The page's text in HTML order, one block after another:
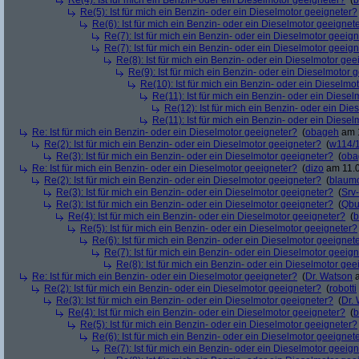
Re(5): Ist für mich ein Benzin- oder ein Dieselmotor geeigneter?
Re(6): Ist für mich ein Benzin- oder ein Dieselmotor
Re(7): Ist für mich ein Benzin- oder ein Dieselmotor
Re(7): Ist für mich ein Benzin- oder ein Dieselmotor
Re(8): Ist für mich ein Benzin- oder ein Dieselmotor
Re(9): Ist für mich ein Benzin- oder ein Dieselmotor
Re(10): Ist für mich ein Benzin- oder ein
Re(11): Ist für mich ein Benzin- oder ein
Re(12): Ist für mich ein Benzin- oder ein
Re(11): Ist für mich ein Benzin- oder ein
Re: Ist für mich ein Benzin- oder ein Dieselmotor geeigneter? (obageh am
Re(2): Ist für mich ein Benzin- oder ein Dieselmotor geeigneter? (w114/
Re(3): Ist für mich ein Benzin- oder ein Dieselmotor geeigneter? (
Re: Ist für mich ein Benzin- oder ein Dieselmotor geeigneter? (dizo am
Re(2): Ist für mich ein Benzin- oder ein Dieselmotor geeigneter? (
Re(3): Ist für mich ein Benzin- oder ein Dieselmotor geeigneter? (
Re(3): Ist für mich ein Benzin- oder ein Dieselmotor geeigneter? (
Re(4): Ist für mich ein Benzin- oder ein Dieselmotor geeigneter? (
Re(5): Ist für mich ein Benzin- oder ein Dieselmotor geeigneter?
Re(6): Ist für mich ein Benzin- oder ein Dieselmotor
Re(7): Ist für mich ein Benzin- oder ein Dieselmotor
Re(8): Ist für mich ein Benzin- oder ein Dieselmotor
Re: Ist für mich ein Benzin- oder ein Dieselmotor geeigneter? (Dr. Watson
Re(2): Ist für mich ein Benzin- oder ein Dieselmotor geeigneter? (robotti
Re(3): Ist für mich ein Benzin- oder ein Dieselmotor geeigneter? (Dr.
Re(4): Ist für mich ein Benzin- oder ein Dieselmotor geeigneter? (
Re(5): Ist für mich ein Benzin- oder ein Dieselmotor geeigneter?
Re(6): Ist für mich ein Benzin- oder ein Dieselmotor
Re(7): Ist für mich ein Benzin- oder ein Dieselmotor